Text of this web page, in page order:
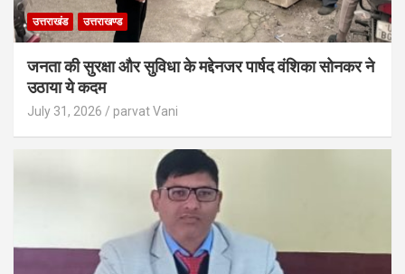
उत्तराखंड उत्तराखण्ड
जनता की सुरक्षा और सुविधा के मद्देनजर पार्षद वंशिका सोनकर ने
उठाया ये कदम
July 31, 2026 parvat Vani